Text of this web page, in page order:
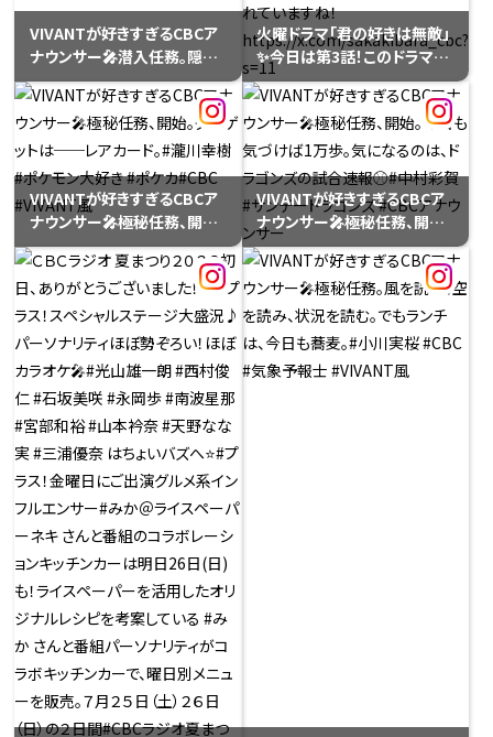
野誠のズバリ #山内彩加 #加
藤由香
VIVANTが好きすぎるCBCア
ナウンサー🎤潜入任務。隠れ
ているつもりだが、186cm。無
理無理#松本道弥 #CBC
#VIVANT大好き
火曜ドラマ「君の好きは無敵」
✨️今日は第3話！このドラマに
ちなんでCBCアナウンサーの
「好き」を紹介しています。榊原
アナの「好き」はこちら！これは
いったい？！「データ」です。榊
原さんの公式Xでは毎日ドラ
ゴンズに関するデータがポス
トされていますね！
https://x.com/sakakibar
a_cbc?s=11
VIVANTが好きすぎるCBCア
ナウンサー🎤極秘任務、開始。
ターゲットは──レアカード。
#瀧川幸樹 #ポケモン大好き
#ポケカ#CBC #VIVANT風
VIVANTが好きすぎるCBCア
ナウンサー🎤極秘任務、開始。
今日も気づけば1万歩。気に
なるのは、ドラゴンズの試合
速報⚾️#中村彩賀 #サンデー
ドラゴンズ #CBCアナウンサ
ー